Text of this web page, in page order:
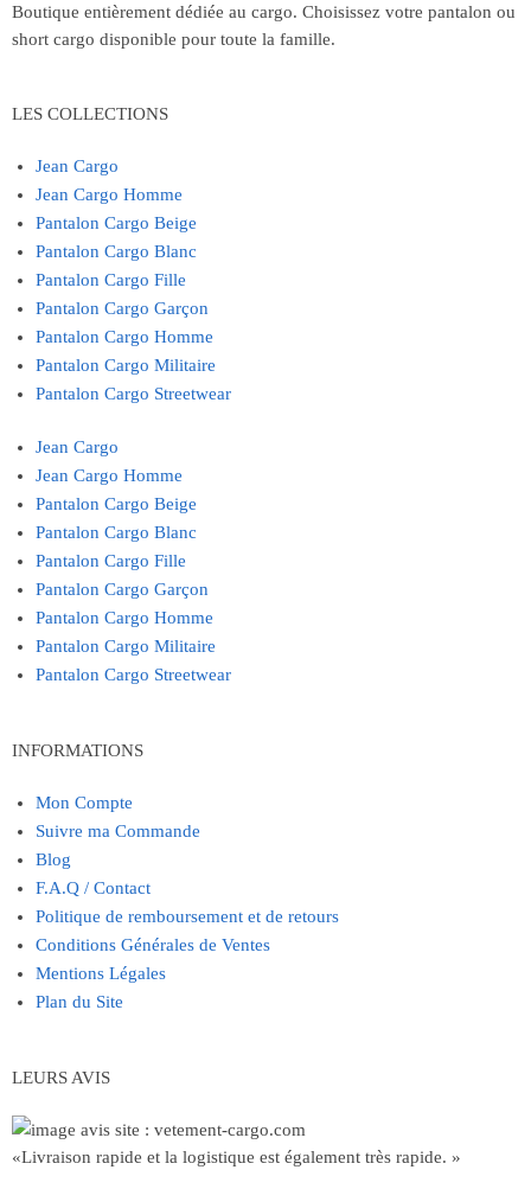
Boutique entièrement dédiée au cargo. Choisissez votre pantalon ou
short cargo disponible pour toute la famille.
LES COLLECTIONS
Jean Cargo
Jean Cargo Homme
Pantalon Cargo Beige
Pantalon Cargo Blanc
Pantalon Cargo Fille
Pantalon Cargo Garçon
Pantalon Cargo Homme
Pantalon Cargo Militaire
Pantalon Cargo Streetwear
Jean Cargo
Jean Cargo Homme
Pantalon Cargo Beige
Pantalon Cargo Blanc
Pantalon Cargo Fille
Pantalon Cargo Garçon
Pantalon Cargo Homme
Pantalon Cargo Militaire
Pantalon Cargo Streetwear
INFORMATIONS
Mon Compte
Suivre ma Commande
Blog
F.A.Q / Contact
Politique de remboursement et de retours
Conditions Générales de Ventes
Mentions Légales
Plan du Site
LEURS AVIS
«Livraison rapide et la logistique est également très rapide. »